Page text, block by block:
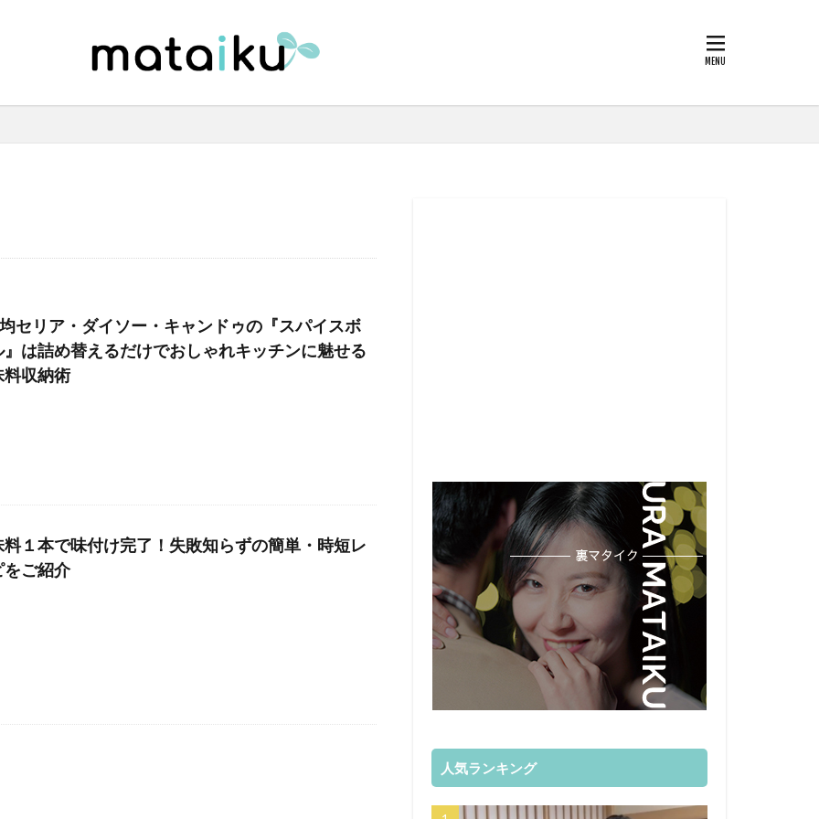
セリア・ダイソー・キャンドゥの『スパイスボ
』は詰め替えるだけでおしゃれキッチンに魅せる
料収納術
料１本で味付け完了！失敗知らずの簡単・時短レ
をご紹介
人気ランキング